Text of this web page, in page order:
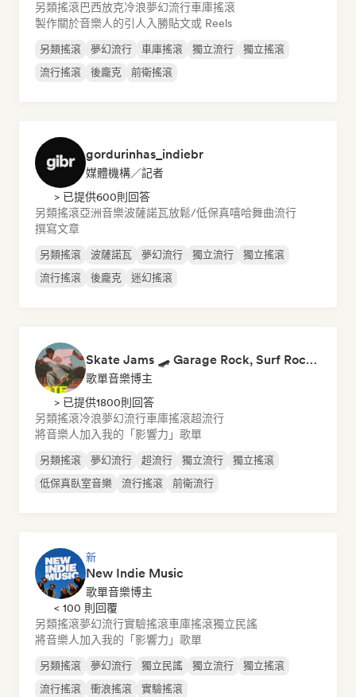
另類搖滾巴西放克冷浪夢幻流行車庫搖滾
製作關於音樂人的引人入勝貼文或 Reels
另類搖滾 夢幻流行 車庫搖滾 獨立流行
獨立搖滾
流行搖滾
後龐克 前衛搖滾
gordurinhas_indiebr
媒體機構／記者
> 已提供600則回答
另類搖滾亞洲音樂波薩諾瓦放鬆/低保真嘻哈舞曲流行
撰寫文章
另類搖滾 波薩諾瓦 夢幻流行 獨立流行
獨立搖滾
流行搖滾
後龐克 迷幻搖滾
Skate Jams 🛹 Garage Rock, Surf Rock & Neo-Psych
歌單音樂博主
> 已提供1800則回答
另類搖滾冷浪夢幻流行車庫搖滾超流行
將音樂人加入我的「影響力」歌單
另類搖滾 夢幻流行 超流行 獨立流行
獨立搖滾
低保真臥室音樂
流行搖滾 前衛流行
新
New Indie Music
歌單音樂博主
< 100 則回覆
另類搖滾夢幻流行實驗搖滾車庫搖滾獨立民謠
將音樂人加入我的「影響力」歌單
另類搖滾 夢幻流行 獨立民謠 獨立流行
獨立搖滾
流行搖滾
衝浪搖滾 實驗搖滾